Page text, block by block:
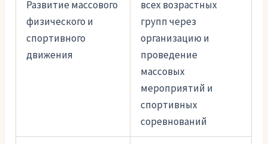
Развитие массового
физического и
спортивного
движения
всех возрастных
групп через
организацию и
проведение
массовых
мероприятий и
спортивных
соревнований